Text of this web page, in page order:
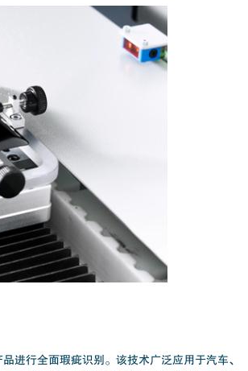
进行全面瑕疵识别。该技术广泛应用于汽车、